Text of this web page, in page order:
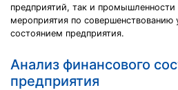
предприятий, так и промышленности
мероприятия по совершенствованию
состоянием предприятия.
Анализ финансового
предприятия